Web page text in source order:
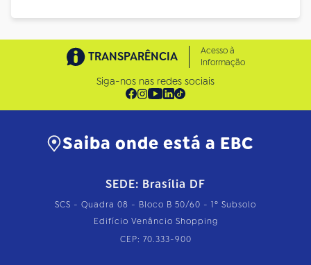
TRANSPARÊNCIA
Acesso à
Informação
Siga-nos nas redes sociais
Saiba onde está a EBC
SEDE: Brasília DF
SCS - Quadra 08 - Bloco B 50/60 - 1º Subsolo
Edifício Venâncio Shopping
CEP: 70.333-900